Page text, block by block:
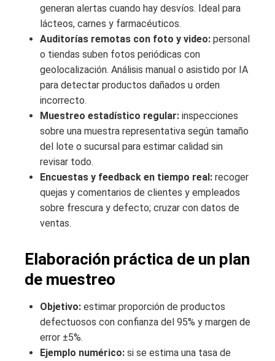
generan alertas cuando hay desvíos. Ideal para
lácteos, carnes y farmacéuticos.
Auditorías remotas con foto y video: personal
o tiendas suben fotos periódicas con
geolocalización. Análisis manual o asistido por IA
para detectar productos dañados u orden
incorrecto.
Muestreo estadístico regular: inspecciones
sobre una muestra representativa según tamaño
del lote o sucursal para estimar calidad sin
revisar todo.
Encuestas y feedback en tiempo real: recoger
quejas y comentarios de clientes y empleados
sobre frescura y defecto; cruzar con datos de
ventas.
Elaboración práctica de un plan
de muestreo
Objetivo: estimar proporción de productos
defectuosos con confianza del 95% y margen de
error ±5%.
Ejemplo numérico: si se estima una tasa de